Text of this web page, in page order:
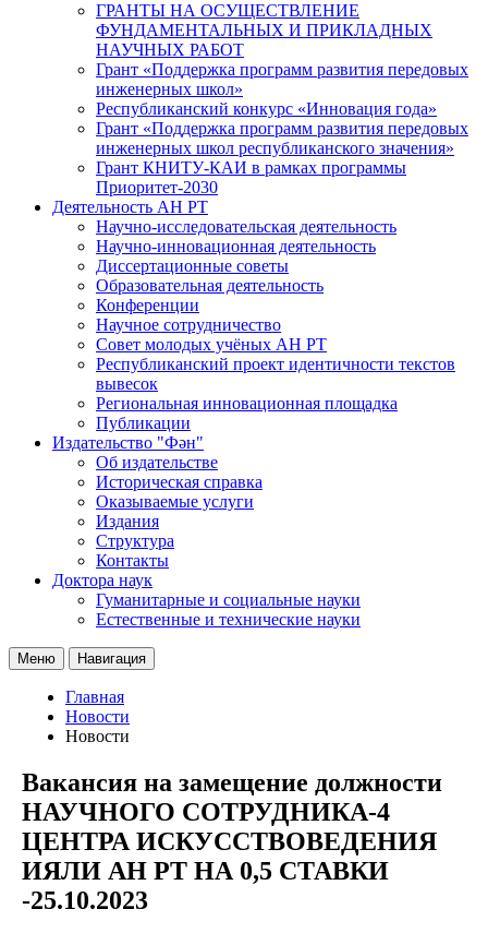
ГРАНТЫ НА ОСУЩЕСТВЛЕНИЕ
ФУНДАМЕНТАЛЬНЫХ И ПРИКЛАДНЫХ
НАУЧНЫХ РАБОТ
Грант «Поддержка программ развития передовых
инженерных школ»
Республиканский конкурс «Инновация года»
Грант «Поддержка программ развития передовых
инженерных школ республиканского значения»
Грант КНИТУ-КАИ в рамках программы
Приоритет-2030
Деятельность АН РТ
Научно-исследовательская деятельность
Научно-инновационная деятельность
Диссертационные советы
Образовательная деятельность
Конференции
Научное сотрудничество
Совет молодых учёных АН РТ
Республиканский проект идентичности текстов
вывесок
Региональная инновационная площадка
Публикации
Издательство "Фән"
Об издательстве
Историческая справка
Оказываемые услуги
Издания
Структура
Контакты
Доктора наук
Гуманитарные и социальные науки
Естественные и технические науки
Меню Навигация
Главная
Новости
Новости
Вакансия на замещение должности
НАУЧНОГО СОТРУДНИКА-4
ЦЕНТРА ИСКУССТВОВЕДЕНИЯ
ИЯЛИ АН РТ НА 0,5 СТАВКИ
-25.10.2023